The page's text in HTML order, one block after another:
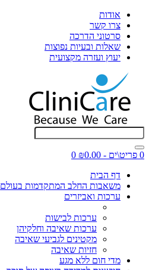
אודות
צרו קשר
סרטוני הדרכה
שאלות ובעיות נפוצות
יעוץ ועזרה מקצועית
0 פריט\ים - ₪0.00
0
דף הבית
משאבות החלב המתקדמות בעולם
ערכות ואביזרים
ערכות לבישות
ערכות שאיבה וחלקיהן
מקטינים לגביעי שאיבה
חזיות שאיבה
מדי חום ללא מגע